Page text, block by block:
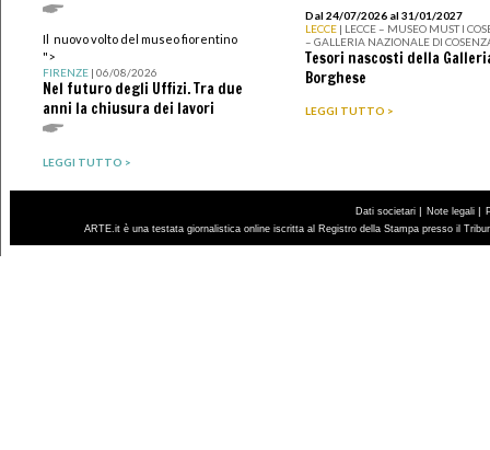
Il nuovo volto del museo fiorentino
">
FIRENZE| 06/08/2026
Nel futuro degli Uffizi. Tra due
anni la chiusura dei lavori
LEGGI TUTTO >
Dal 24/07/2026 al 31/01/2027
LECCE | LECCE – MUSEO MUST I
– GALLERIA NAZIONALE DI
Tesori nascosti della
Borghese
LEGGI TUTTO >
Dati societari | Note legali |
ARTE.it è una testata giornalistica online iscritta al Registro della Stampa presso il